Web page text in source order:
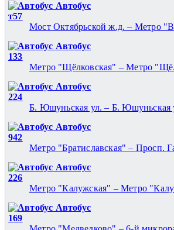
Автобус
т57
Мост Октябрьской ж.д. – Метро
Автобус
133
Метро "Щёлковская" – Метро
Автобус
224
Б. Юшуньская ул. – Б. Юшуньская
Автобус
942
Метро "Братиславская" – Просп.
Автобус
226
Метро "Калужская" – Метро
Автобус
169